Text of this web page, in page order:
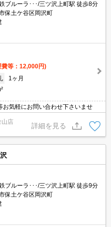
ブルーラ･･･/三ツ沢上町駅 徒歩8分
保土ケ谷区岡沢町
費等：12,000円)
1ヶ月
お気軽にお問い合わせ下さいませ
山店
詳細を見る
ブルーラ･･･/三ツ沢上町駅 徒歩9分
保土ケ谷区岡沢町